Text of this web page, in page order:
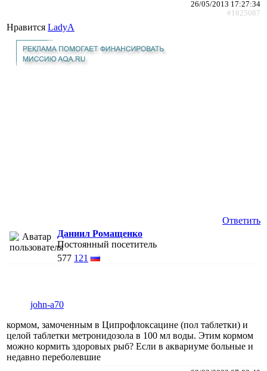
26/05/2013 17:27:34
#1825087
Нравится LadyA
Ответить
Даниил Ромащенко
Постоянный посетитель
577 121
john-a70
кормом, замоченным в Ципрофлоксацине (пол таблетки) и
целой таблетки метронидозола в 100 мл воды. Этим кормом
можно кормить здоровых рыб? Если в аквариуме больные и
недавно переболевшие